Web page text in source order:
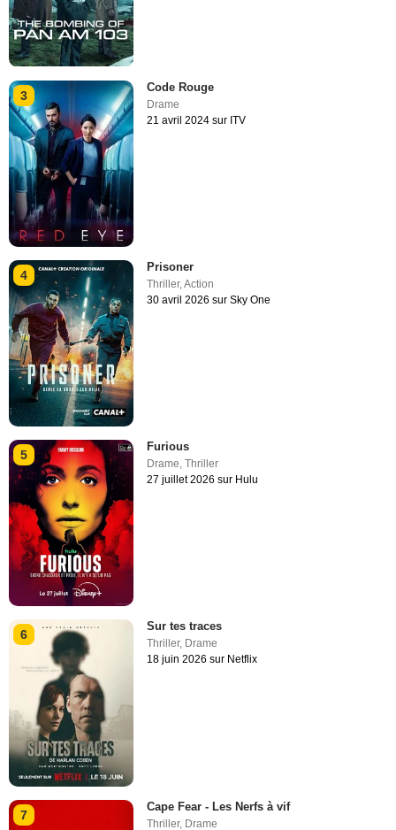
3
Code Rouge
Drame
21 avril 2024 sur ITV
4
Prisoner
Thriller,Action
30 avril 2026 sur Sky One
5
Furious
Drame,Thriller
27 juillet 2026 sur Hulu
6
Sur tes traces
Thriller, Drame
18 juin 2026 sur Netflix
7
Cape Fear - Les Nerfs à vif
Thriller, Drame